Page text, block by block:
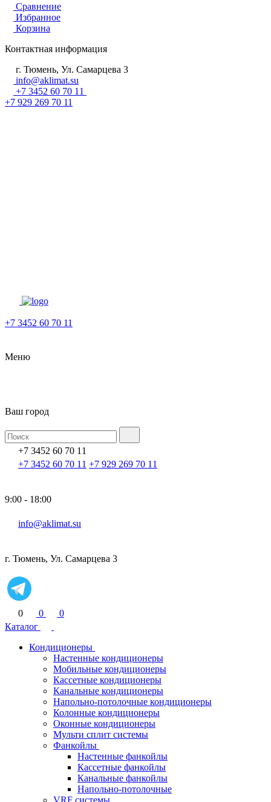
Сравнение
Избранное
Корзина
Контактная информация
г. Тюмень, Ул. Самарцева 3
info@aklimat.su
+7 3452 60 70 11
+7 929 269 70 11
+7 3452 60 70 11
Меню
Ваш город
+7 3452 60 70 11
+7 3452 60 70 11 +7 929 269 70 11
9:00 - 18:00
info@aklimat.su
г. Тюмень, Ул. Самарцева 3
0 0
0
Каталог
Кондиционеры
Настенные кондиционеры
Мобильные кондиционеры
Кассетные кондиционеры
Канальные кондиционеры
Напольно-потолочные кондиционеры
Колонные кондиционеры
Оконные кондиционеры
Мульти сплит системы
Фанкойлы
Настенные фанкойлы
Кассетные фанкойлы
Канальные фанкойлы
Напольно-потолочные
VRF системы